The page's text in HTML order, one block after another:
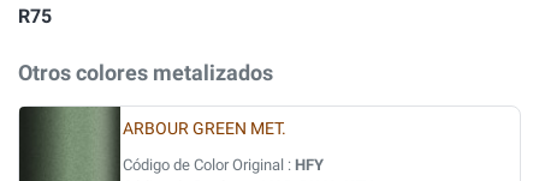
R75
Otros colores metalizados
ARBOUR GREEN MET.
Código de Color Original : HFY